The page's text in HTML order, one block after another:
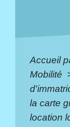
Accueil
Mobilité
la carte
location